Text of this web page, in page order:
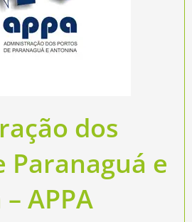
dos
Paranaguá e
APPA